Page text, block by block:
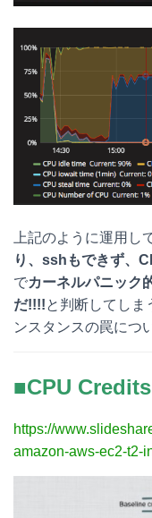
上記のように運用し
り、sshもできず、
でカーネルパニック
だ!!!!と判断してしま
ンスタンスの罠につ
■CPU Credits
https://
amazon-aws-ec2-t2-